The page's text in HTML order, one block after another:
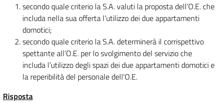
secondo quale criterio la S.A. valuti la proposta dell’O.E. che
includa nella sua offerta l’utilizzo dei due appartamenti
domotici;
secondo quale criterio la S.A. determinerà il corrispettivo
spettante all’O.E. per lo svolgimento del servizio che
includa l’utilizzo degli spazi dei due appartamenti domotici e
la reperibilità del personale dell'O.E.
Risposta